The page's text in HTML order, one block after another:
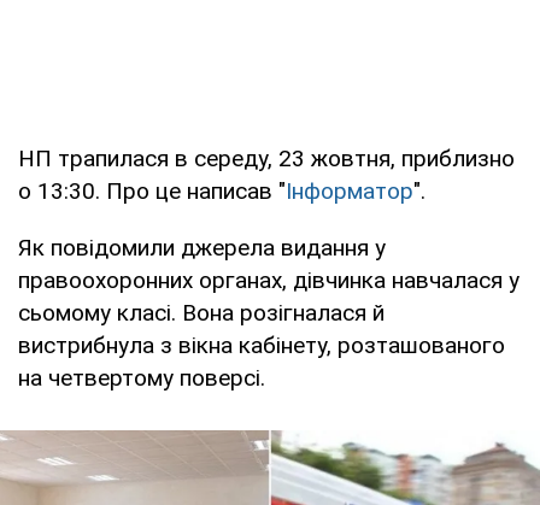
НП трапилася в середу, 23 жовтня, приблизно
о 13:30. Про це написав "Інформатор".
Як повідомили джерела видання у
правоохоронних органах, дівчинка навчалася у
сьомому класі. Вона розігналася й
вистрибнула з вікна кабінету, розташованого
на четвертому поверсі.